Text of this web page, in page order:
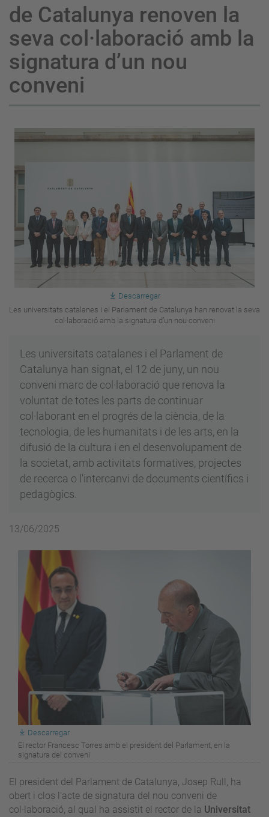
de Catalunya renoven la
seva col·laboració amb la
signatura d’un nou
conveni
Descarregar
Les universitats catalanes i el Parlament de Catalunya han renovat la seva
col·laboració amb la signatura d’un nou conveni
Les universitats catalanes i el Parlament de
Catalunya han signat, el 12 de juny, un nou
conveni marc de col·laboració que renova la
voluntat de totes les parts de continuar
col·laborant en el progrés de la ciència, de la
tecnologia, de les humanitats i de les arts, en la
difusió de la cultura i en el desenvolupament de
la societat, amb activitats formatives, projectes
de recerca o l'intercanvi de documents científics i
pedagògics.
13/06/2025
Descarregar
El rector Francesc Torres amb el president del Parlament, en la
signatura del conveni
El president del Parlament de Catalunya, Josep Rull, ha
obert i clos l'acte de signatura del nou conveni de
col·laboració, al qual ha assistit el rector de la Universitat